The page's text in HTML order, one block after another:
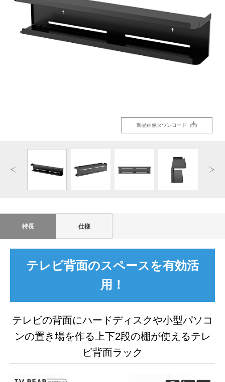
製品画像ダウンロード
製品画像ダウンロード
製品画像ダウンロード
製品画像ダウンロード
製品画像ダウンロード
製品画像ダウンロード
特長 仕様
テレビ背面のスペースを有効活
用！
テレビの背面にハードディスクや小型パソコ
ンの置き場を作る 上下2段の棚が使えるテレ
ビ背面ラック